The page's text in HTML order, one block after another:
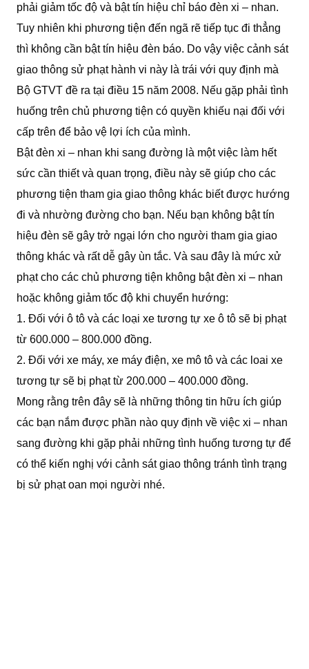
phải giảm tốc độ và bật tín hiệu chỉ báo đèn xi – nhan.
Tuy nhiên khi phương tiện đến ngã rẽ tiếp tục đi thẳng
thì không cần bật tín hiệu đèn báo. Do vậy việc cảnh sát
giao thông sử phạt hành vi này là trái với quy định mà
Bộ GTVT đề ra tại điều 15 năm 2008. Nếu gặp phải tình
huống trên chủ phương tiện có quyền khiếu nại đối với
cấp trên để bảo vệ lợi ích của mình.
Bật đèn xi – nhan khi sang đường là một việc làm hết
sức cần thiết và quan trọng, điều này sẽ giúp cho các
phương tiện tham gia giao thông khác biết được hướng
đi và nhường đường cho bạn. Nếu bạn không bật tín
hiệu đèn sẽ gây trở ngại lớn cho người tham gia giao
thông khác và rất dễ gây ùn tắc. Và sau đây là mức xử
phạt cho các chủ phương tiện không bật đèn xi – nhan
hoặc không giảm tốc độ khi chuyển hướng:
1. Đối với ô tô và các loại xe tương tự xe ô tô sẽ bị phạt
từ 600.000 – 800.000 đồng.
2. Đối với xe máy, xe máy điện, xe mô tô và các loai xe
tương tự sẽ bị phạt từ 200.000 – 400.000 đồng.
Mong rằng trên đây sẽ là những thông tin hữu ích giúp
các bạn nắm được phần nào quy định về việc xi – nhan
sang đường khi gặp phải những tình huống tương tự để
có thể kiến nghị với cảnh sát giao thông tránh tình trạng
bị sử phạt oan mọi người nhé.